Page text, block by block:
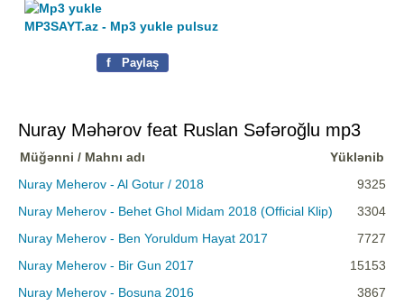
MP3SAYT.az - Mp3 yukle pulsuz
f Paylaş
Nuray Məhərov feat Ruslan Səfəroğlu mp3
Müğənni / Mahnı adı
Yüklənib
Nuray Meherov - Al Gotur / 2018
9325
Nuray Meherov - Behet Ghol Midam 2018 (Official Klip)
3304
Nuray Meherov - Ben Yoruldum Hayat 2017
7727
Nuray Meherov - Bir Gun 2017
15153
Nuray Meherov - Bosuna 2016
3867